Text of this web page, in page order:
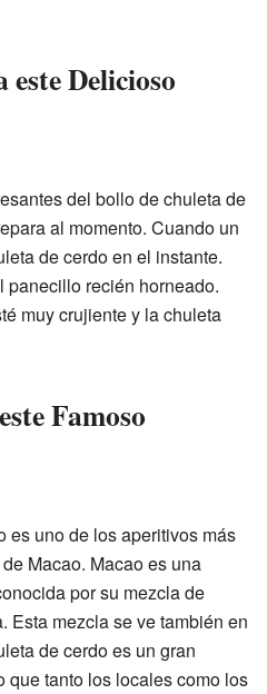
este Delicioso
del bollo de chuleta de
al momento. Cuando un
de cerdo en el instante.
panecillo recién horneado.
muy crujiente y la chuleta
Famoso
es uno de los aperitivos más
Macao. Macao es una
por su mezcla de
Esta mezcla se ve también en
de cerdo es un gran
que tanto los locales como los